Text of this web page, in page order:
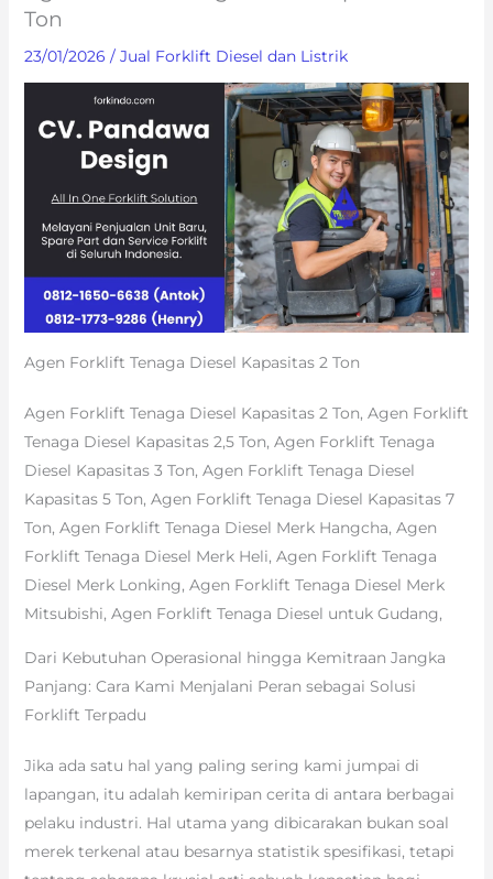
Ton
23/01/2026 / Jual Forklift Diesel dan Listrik
Agen Forklift Tenaga Diesel Kapasitas 2 Ton
Agen Forklift Tenaga Diesel Kapasitas 2 Ton, Agen Forklift
Tenaga Diesel Kapasitas 2,5 Ton, Agen Forklift Tenaga
Diesel Kapasitas 3 Ton, Agen Forklift Tenaga Diesel
Kapasitas 5 Ton, Agen Forklift Tenaga Diesel Kapasitas 7
Ton, Agen Forklift Tenaga Diesel Merk Hangcha, Agen
Forklift Tenaga Diesel Merk Heli, Agen Forklift Tenaga
Diesel Merk Lonking, Agen Forklift Tenaga Diesel Merk
Mitsubishi, Agen Forklift Tenaga Diesel untuk Gudang,
Dari Kebutuhan Operasional hingga Kemitraan Jangka
Panjang: Cara Kami Menjalani Peran sebagai Solusi
Forklift Terpadu
Jika ada satu hal yang paling sering kami jumpai di
lapangan, itu adalah kemiripan cerita di antara berbagai
pelaku industri. Hal utama yang dibicarakan bukan soal
merek terkenal atau besarnya statistik spesifikasi, tetapi